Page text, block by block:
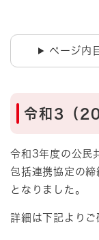
ページ内
令和3（
令和3年度の公民
包括連携協定の
となりました。
詳細は下記よりご